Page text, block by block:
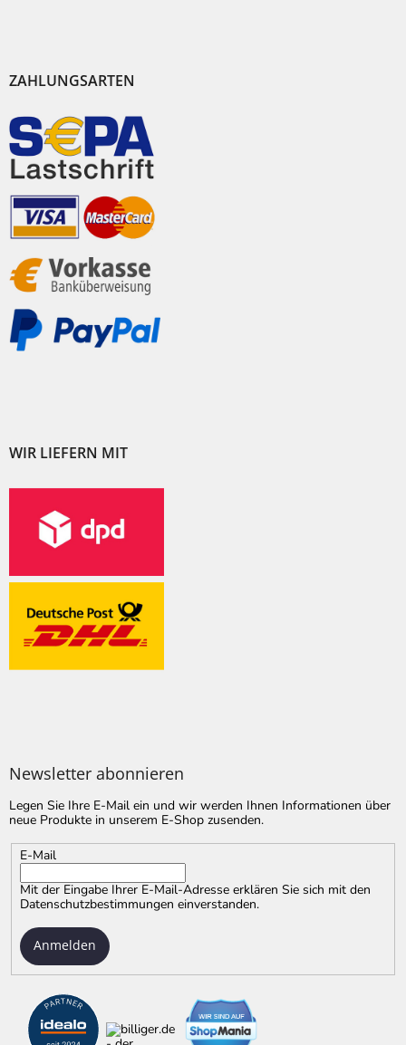
ZAHLUNGSARTEN
WIR LIEFERN MIT
Newsletter abonnieren
Legen Sie Ihre E-Mail ein und wir werden Ihnen Informationen über
neue Produkte in unserem E-Shop zusenden.
E-Mail
Mit der Eingabe Ihrer E-Mail-Adresse erklären Sie sich mit den
Datenschutzbestimmungen einverstanden.
Anmelden